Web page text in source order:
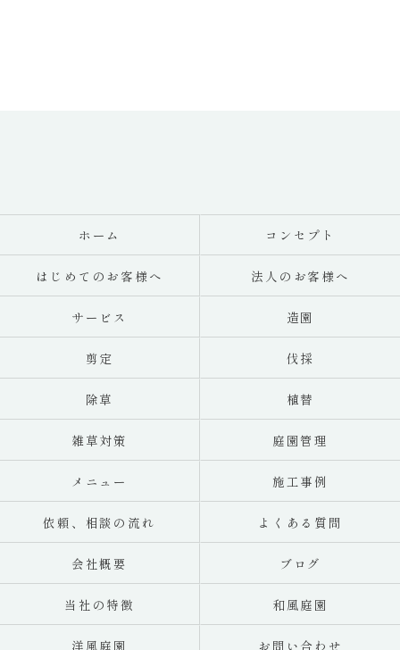
ホーム コンセプト
はじめてのお客様へ 法人のお客様へ
サービス 造園
剪定 伐採
除草 植替
雑草対策 庭園管理
メニュー 施工事例
依頼、相談の流れ よくある質問
会社概要 ブログ
当社の特徴 和風庭園
洋風庭園 お問い合わせ